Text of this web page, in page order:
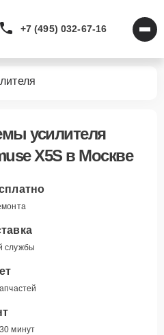
+7 (495) 032-67-16
усилителя
X5S в Москве
службы
минут